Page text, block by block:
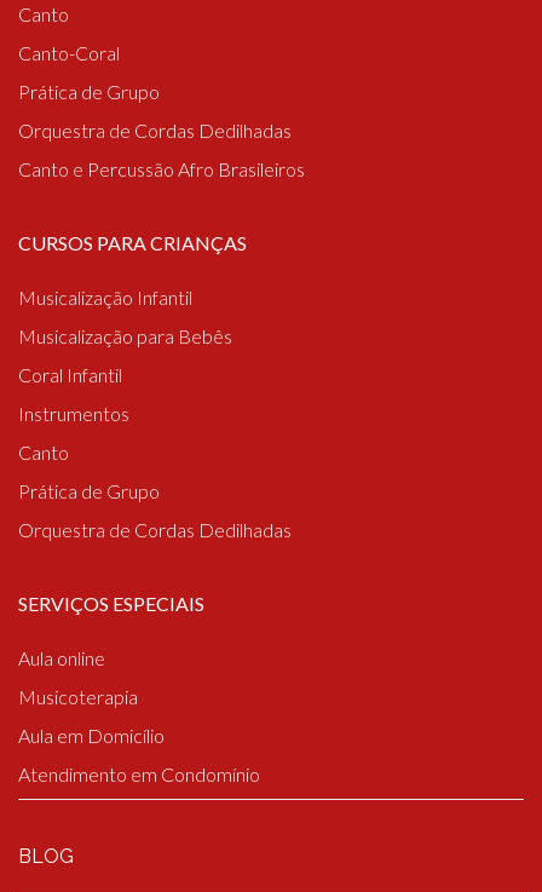
Canto
Canto-Coral
Prática de Grupo
Orquestra de Cordas Dedilhadas
Canto e Percussão Afro Brasileiros
CURSOS PARA CRIANÇAS
Musicalização Infantil
Musicalização para Bebês
Coral Infantil
Instrumentos
Canto
Prática de Grupo
Orquestra de Cordas Dedilhadas
SERVIÇOS ESPECIAIS
Aula online
Musicoterapia
Aula em Domicílio
Atendimento em Condomínio
BLOG